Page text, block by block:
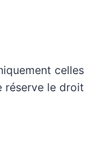
réserve le